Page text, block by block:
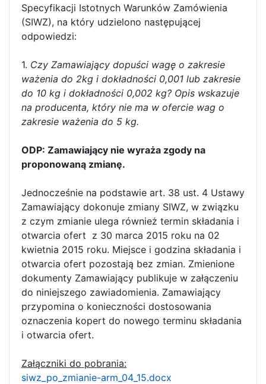
Specyfikacji Istotnych Warunków Zamówienia
(SIWZ), na który udzielono następującej
odpowiedzi:
1. Czy Zamawiający dopuści wagę o zakresie
ważenia do 2kg i dokładności 0,001 lub zakresie
do 10 kg i dokładności 0,002 kg? Opis wskazuje
na producenta, który nie ma w ofercie wag o
zakresie ważenia do 5 kg.
ODP: Zamawiający nie wyraża zgody na
proponowaną zmianę.
Jednocześnie na podstawie art. 38 ust. 4 Ustawy
Zamawiający dokonuje zmiany SIWZ, w związku
z czym zmianie ulega również termin składania i
otwarcia ofert z 30 marca 2015 roku na 02
kwietnia 2015 roku. Miejsce i godzina składania i
otwarcia ofert pozostają bez zmian. Zmienione
dokumenty Zamawiający publikuje w załączeniu
do niniejszego zawiadomienia. Zamawiający
przypomina o konieczności dostosowania
oznaczenia kopert do nowego terminu składania
i otwarcia ofert.
Załączniki do pobrania:
siwz_po_zmianie-arm_04_15.docx